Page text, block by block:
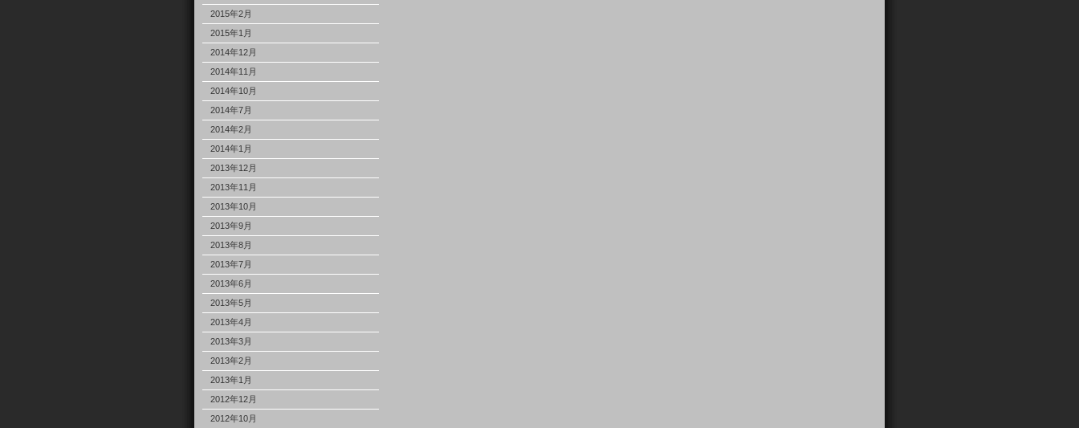
2015年2月
2015年1月
2014年12月
2014年11月
2014年10月
2014年7月
2014年2月
2014年1月
2013年12月
2013年11月
2013年10月
2013年9月
2013年8月
2013年7月
2013年6月
2013年5月
2013年4月
2013年3月
2013年2月
2013年1月
2012年12月
2012年10月